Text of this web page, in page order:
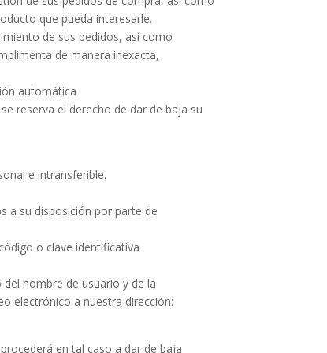
que pueda interesarle.
de sus pedidos, así como
de manera inexacta,
automática
reserva el derecho de dar de baja su
e intransferible.
a su disposición por parte de
o clave identificativa
nombre de usuario y de la
electrónico a nuestra dirección:
en tal caso a dar de baja